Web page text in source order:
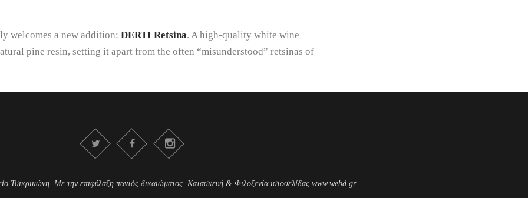
welcomes a new addition: DERTI Retsina. A high-quality white wine
pine resin, setting it apart from the often “misunderstood” retsinas of
Τσικρικώνη. Με την επιφύλαξη παντός δικαιώματος. Κατασκευή & Φιλοξενία ιστοσελίδας www.webd.gr